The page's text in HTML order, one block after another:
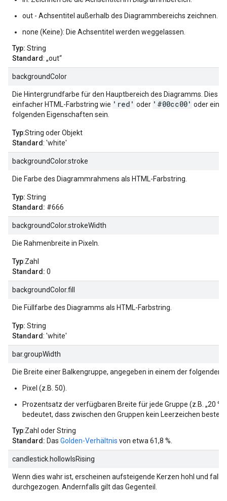
out - Achsentitel außerhalb des Diagrammbereichs zeichnen.
none (Keine): Die Achsentitel werden weggelassen.
Typ: String
Standard: „out“
backgroundColor
Die Hintergrundfarbe für den Hauptbereich des Diagramms. Dies
einfacher HTML-Farbstring wie 'red' oder '#00cc00' oder ein
folgenden Eigenschaften sein.
Typ:String oder Objekt
Standard: 'white'
backgroundColor.stroke
Die Farbe des Diagrammrahmens als HTML-Farbstring.
Typ: String
Standard: #666
backgroundColor.strokeWidth
Die Rahmenbreite in Pixeln.
Typ:Zahl
Standard: 0
backgroundColor.fill
Die Füllfarbe des Diagramms als HTML-Farbstring.
Typ: String
Standard: 'white'
bar.groupWidth
Die Breite einer Balkengruppe, angegeben in einem der folgenden
Pixel (z.B. 50).
Prozentsatz der verfügbaren Breite für jede Gruppe (z.B. „20
bedeutet, dass zwischen den Gruppen kein Leerzeichen
Typ:Zahl oder String
Standard: Das Golden-Verhältnis von etwa 61,8 %.
candlestick.hollowIsRising
Wenn dies wahr ist, erscheinen aufsteigende Kerzen hohl und
durchgezogen. Andernfalls gilt das Gegenteil.